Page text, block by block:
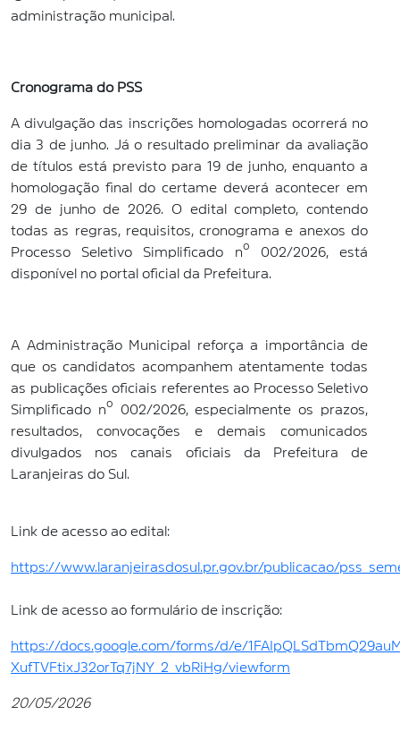
administração municipal.
Cronograma do PSS
A divulgação das inscrições homologadas ocorrerá no
dia 3 de junho. Já o resultado preliminar da avaliação
de títulos está previsto para 19 de junho, enquanto a
homologação final do certame deverá acontecer em
29 de junho de 2026. O edital completo, contendo
todas as regras, requisitos, cronograma e anexos do
Processo Seletivo Simplificado nº 002/2026, está
disponível no portal oficial da Prefeitura.
A Administração Municipal reforça a importância de
que os candidatos acompanhem atentamente todas
as publicações oficiais referentes ao Processo Seletivo
Simplificado nº 002/2026, especialmente os prazos,
resultados, convocações e demais comunicados
divulgados nos canais oficiais da Prefeitura de
Laranjeiras do Sul.
Link de acesso ao edital:
https://www.laranjeirasdosul.pr.gov.br/publicacao/
Link de acesso ao formulário de inscrição:
https://docs.google.com/forms/d/e/
XufTVFtixJ32orTq7jNY_2_vbRiHg/viewform
20/05/2026